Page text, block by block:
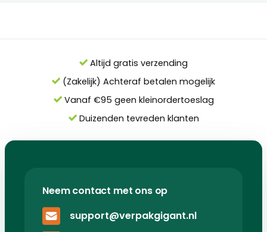
Altijd gratis verzending
(Zakelijk) Achteraf betalen mogelijk
Vanaf €95 geen kleinordertoeslag
Duizenden tevreden klanten
Neem contact met ons op
support@verpakgigant.nl